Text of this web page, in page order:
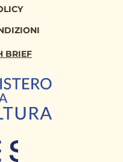
BRIEF